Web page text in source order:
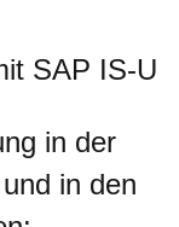
SAP IS-U
in der
in den